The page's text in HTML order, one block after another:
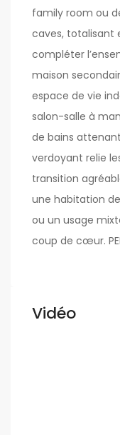
family room ou
caves, totalisant
compléter
maison
espace de vie
salon-salle à
de bains
verdoyant relie
transition
une habitation
ou un usage
coup de cœur.
Vidéo